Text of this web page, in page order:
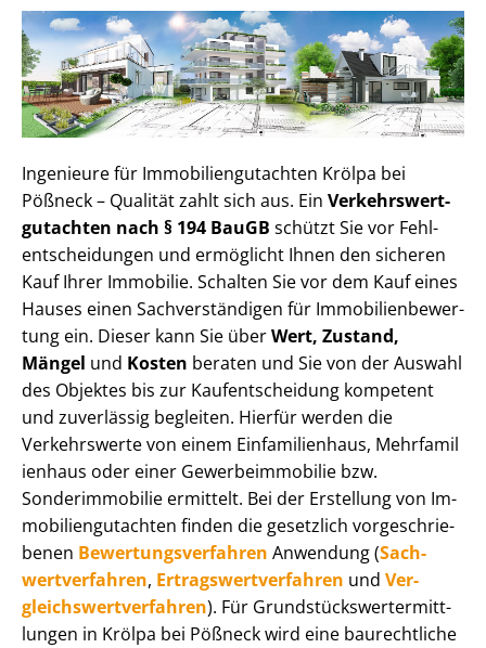
Ingenieure für Im­mo­bi­li­en­gut­ach­ten Krölpa bei
Pößneck – Qualität zahlt sich aus. Ein Ver­kehrs­wert­
gut­ach­ten nach § 194 BauGB schützt Sie vor Fehl­
ent­schei­dun­gen und ermöglicht Ihnen den sicheren
Kauf Ihrer Immobilie. Schalten Sie vor dem Kauf eines
Hauses einen Sach­ver­stän­di­gen für Im­mo­bi­li­en­be­wer­
tung ein. Dieser kann Sie überWert, Zustand,
Mängel und Kosten beraten und Sie von der Auswahl
des Objektes bis zur Kauf­ent­schei­dung kompetent
und zuverlässig begleiten. Hierfür werden die
Verkehrswerte von einem Einfamilienhaus, Mehr­fa­mi­l
i­en­haus oder einer Ge­wer­be­im­mo­bi­lie bzw.
Sonderimmobilie ermittelt. Bei der Erstellung von Im­
mo­bi­li­en­gut­ach­ten finden die gesetzlich vor­ge­schrie­
be­nen Be­wer­tungs­ver­fah­ren Anwendung (Sach­
wert­ver­fah­ren, Er­trags­wert­ver­fah­ren und Ver­
gleichs­wert­ver­fah­ren). Für Grund­stücks­wert­ermitt­
lun­gen in Krölpa bei Pößneck wird eine baurechtliche